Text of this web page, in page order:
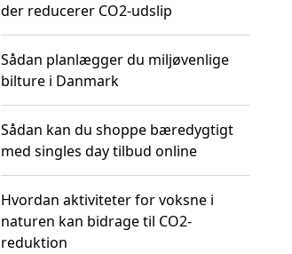
der reducerer CO2-udslip
Sådan planlægger du miljøvenlige
bilture i Danmark
Sådan kan du shoppe bæredygtigt
med singles day tilbud online
Hvordan aktiviteter for voksne i
naturen kan bidrage til CO2-
reduktion